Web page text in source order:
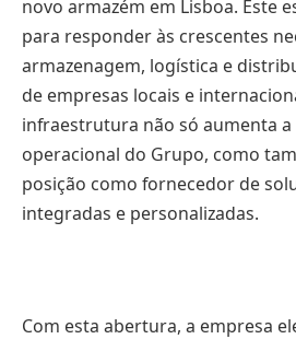
novo armazém em Lisboa. Este
para responder às crescentes
armazenagem, logística e
de empresas locais e
infraestrutura não só aumenta a
operacional do Grupo, como
posição como fornecedor de
integradas e personalizadas.
Com esta abertura, a empresa